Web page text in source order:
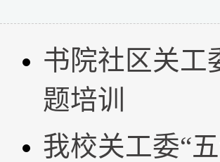
书院社区关工
题培训
我校关工委“